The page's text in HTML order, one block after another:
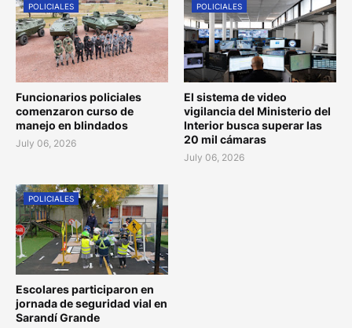
POLICIALES
Funcionarios policiales
comenzaron curso de
manejo en blindados
July 06, 2026
POLICIALES
El sistema de video
vigilancia del Ministerio del
Interior busca superar las
20 mil cámaras
July 06, 2026
POLICIALES
Escolares participaron en
jornada de seguridad vial en
Sarandí Grande